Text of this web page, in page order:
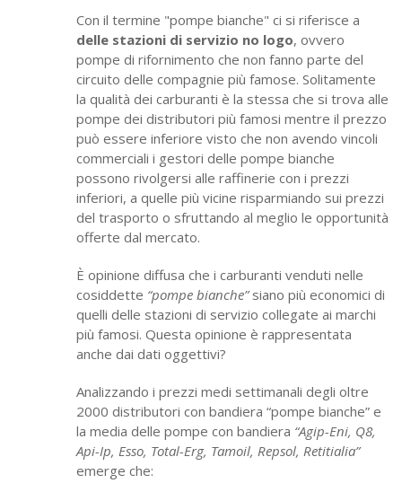
Con il termine "pompe bianche" ci si riferisce a
delle stazioni di servizio no logo, ovvero
pompe di rifornimento che non fanno parte del
circuito delle compagnie più famose. Solitamente
la qualità dei carburanti è la stessa che si trova alle
pompe dei distributori più famosi mentre il prezzo
può essere inferiore visto che non avendo vincoli
commerciali i gestori delle pompe bianche
possono rivolgersi alle raffinerie con i prezzi
inferiori, a quelle più vicine risparmiando sui prezzi
del trasporto o sfruttando al meglio le opportunità
offerte dal mercato.
È opinione diffusa che i carburanti venduti nelle
cosiddette “pompe bianche”siano più economici di
quelli delle stazioni di servizio collegate ai marchi
più famosi. Questa opinione è rappresentata
anche dai dati oggettivi?
Analizzando i prezzi medi settimanali degli oltre
2000 distributori con bandiera “pompe bianche” e
la media delle pompe con bandiera “Agip-Eni, Q8,
Api-Ip, Esso, Total-Erg, Tamoil, Repsol, Retitialia”
emerge che: